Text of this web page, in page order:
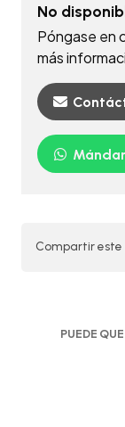
No
Póngase en
más
Compartir
PUEDE